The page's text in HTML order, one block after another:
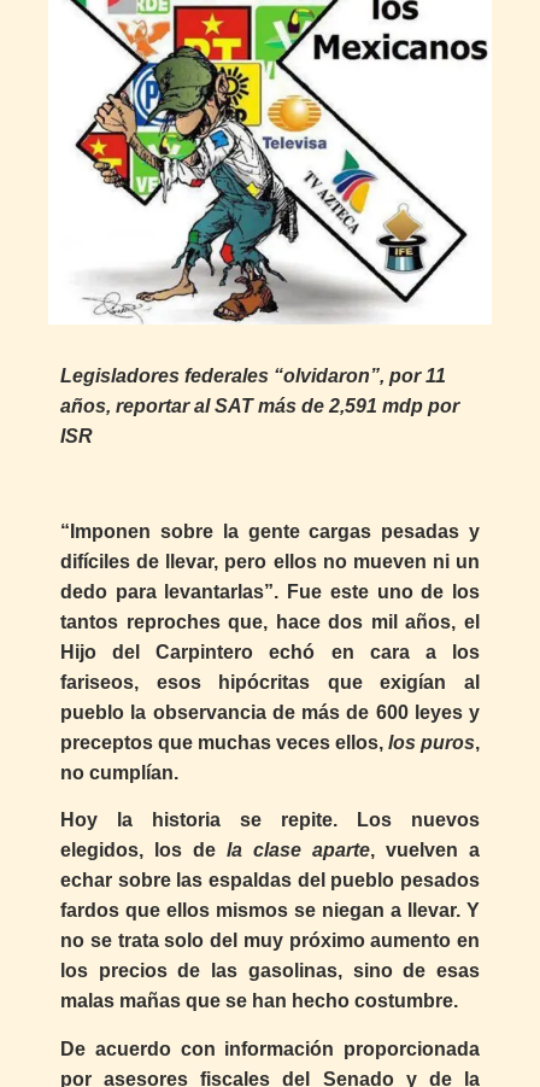
Legisladores federales “olvidaron”, por 11
años, reportar al SAT más de 2,591 mdp por
ISR
“Imponen sobre la gente cargas pesadas y
difíciles de llevar, pero ellos no mueven ni un
dedo para levantarlas”. Fue este uno de los
tantos reproches que, hace dos mil años, el
Hijo del Carpintero echó en cara a los
fariseos, esos hipócritas que exigían al
pueblo la observancia de más de 600 leyes y
preceptos que muchas veces ellos, los puros,
no cumplían.
Hoy la historia se repite. Los nuevos
elegidos, los de la clase aparte, vuelven a
echar sobre las espaldas del pueblo pesados
fardos que ellos mismos se niegan a llevar. Y
no se trata solo del muy próximo aumento en
los precios de las gasolinas, sino de esas
malas mañas que se han hecho costumbre.
De acuerdo con información proporcionada
por asesores fiscales del Senado y de la